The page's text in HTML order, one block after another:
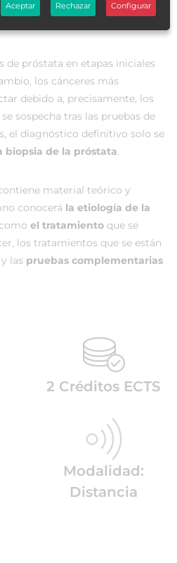
sanguínea del antígeno
de próstata en etapas iniciales
los cánceres más
debido a, precisamente, los
sospecha tras las pruebas de
el diagnóstico definitivo solo se
biopsia de la próstata.
material teórico y
conocerá la etiología de la
el tratamiento que se
los tratamientos que se están
las pruebas complementarias
2 Créditos ECTS
Modalidad:
Distancia
Aceptar Rechazar Configurar